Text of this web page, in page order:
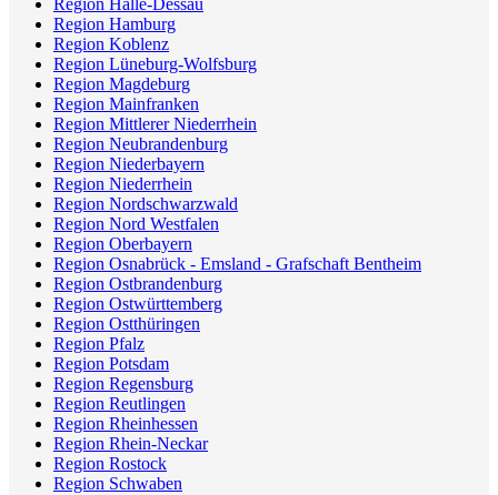
Region Halle-Dessau
Region Hamburg
Region Koblenz
Region Lüneburg-Wolfsburg
Region Magdeburg
Region Mainfranken
Region Mittlerer Niederrhein
Region Neubrandenburg
Region Niederbayern
Region Niederrhein
Region Nordschwarzwald
Region Nord Westfalen
Region Oberbayern
Region Osnabrück - Emsland - Grafschaft Bentheim
Region Ostbrandenburg
Region Ostwürttemberg
Region Ostthüringen
Region Pfalz
Region Potsdam
Region Regensburg
Region Reutlingen
Region Rheinhessen
Region Rhein-Neckar
Region Rostock
Region Schwaben